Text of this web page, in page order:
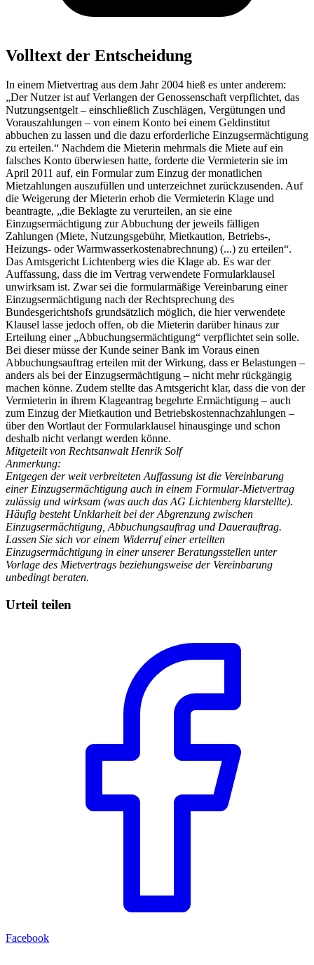
Volltext der Entscheidung
In einem Mietvertrag aus dem Jahr 2004 hieß es unter anderem:
„Der Nutzer ist auf Verlangen der Genossenschaft verpflichtet, das
Nutzungsentgelt – einschließlich Zuschlägen, Vergütungen und
Vorauszahlungen – von einem Konto bei einem Geldinstitut
abbuchen zu lassen und die dazu erforderliche Einzugsermächtigung
zu erteilen.“ Nachdem die Mieterin mehrmals die Miete auf ein
falsches Konto überwiesen hatte, forderte die Vermieterin sie im
April 2011 auf, ein Formular zum Einzug der monatlichen
Mietzahlungen auszufüllen und unterzeichnet zurückzusenden. Auf
die Weigerung der Mieterin erhob die Vermieterin Klage und
beantragte, „die Beklagte zu verurteilen, an sie eine
Einzugsermächtigung zur Abbuchung der jeweils fälligen
Zahlungen (Miete, Nutzungsgebühr, Mietkaution, Betriebs-,
Heizungs- oder Warmwasserkostenabrechnung) (...) zu erteilen“.
Das Amtsgericht Lichtenberg wies die Klage ab. Es war der
Auffassung, dass die im Vertrag verwendete Formularklausel
unwirksam ist. Zwar sei die formularmäßige Vereinbarung einer
Einzugsermächtigung nach der Rechtsprechung des
Bundesgerichtshofs grundsätzlich möglich, die hier verwendete
Klausel lasse jedoch offen, ob die Mieterin darüber hinaus zur
Erteilung einer „Abbuchungsermächtigung“ verpflichtet sein solle.
Bei dieser müsse der Kunde seiner Bank im Voraus einen
Abbuchungsauftrag erteilen mit der Wirkung, dass er Belastungen –
anders als bei der Einzugsermächtigung – nicht mehr rückgängig
machen könne. Zudem stellte das Amtsgericht klar, dass die von der
Vermieterin in ihrem Klageantrag begehrte Ermächtigung – auch
zum Einzug der Mietkaution und Betriebskostennachzahlungen –
über den Wortlaut der Formularklausel hinausginge und schon
deshalb nicht verlangt werden könne.
Mitgeteilt von Rechtsanwalt Henrik Solf
Anmerkung:
Entgegen der weit verbreiteten Auffassung ist die Vereinbarung
einer Einzugsermächtigung auch in einem Formular-Mietvertrag
zulässig und wirksam (was auch das AG Lichtenberg klarstellte).
Häufig besteht Unklarheit bei der Abgrenzung zwischen
Einzugsermächtigung, Abbuchungsauftrag und Dauerauftrag.
Lassen Sie sich vor einem Widerruf einer erteilten
Einzugsermächtigung in einer unserer Beratungsstellen unter
Vorlage des Mietvertrags beziehungsweise der Vereinbarung
unbedingt beraten.
Urteil teilen
Facebook